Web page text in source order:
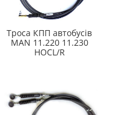
Троса КПП автобусів
MAN 11.220 11.230
HOCL/R